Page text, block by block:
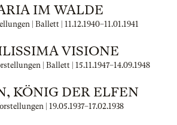
IM WALDE
| Ballett | 11.12.1940–11.01.1941
VISIONE
| Ballett | 15.11.1947–14.09.1948
KÖNIG DER ELFEN
| 19.05.1937–17.02.1938